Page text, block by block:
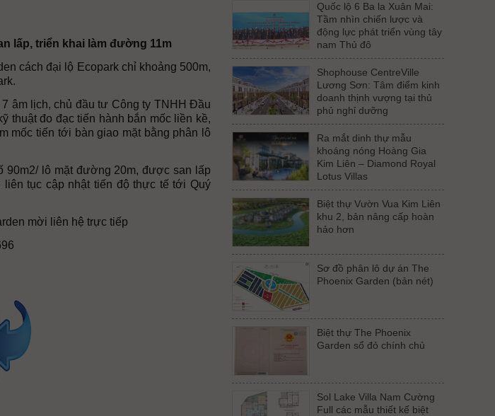
lấp, triển khai làm đường 11m
cách đại lộ Ecopark chỉ khoảng 500m,
âm lịch, chủ đầu tư Công ty TNHH Đầu
thuật đo đạc tiến hành bắn mốc liền kề,
mốc tiến tới bàn giao mặt bằng phân lô
90m2/ lô mặt đường 20m, được san lấp
liên tục cập nhật tiến độ thực tế tới Quý
mời liên hệ trực tiếp
Quốc lộ 6 Ba la Xuân Mai:
Tầm nhìn chiến lược và
động lực phát triển vùng tây
nam Thủ đô
Shophouse CentreVille
Lương Sơn: Tâm điểm kinh
doanh thịnh vượng tại thủ
phủ nghỉ dưỡng
Ra mắt dinh thự mẫu
khoáng nóng Hoàng Gia
Kim Liên – Diamond Royal
Lotus Villas
Biệt thự Vườn Vua Kim Liên
khu 2, bản nâng cấp hoàn
hảo hơn
Sơ đồ phân lô dự án The
Phoenix Garden (bản nét)
Biệt thự The Phoenix
Garden sổ đỏ chính chủ
Sol Lake Villa Nam Cường
Full các mẫu thiết kế biệt